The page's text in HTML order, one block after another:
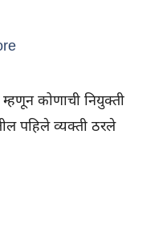
कोणाची नियुक्ती
पहिले व्यक्ती ठरले